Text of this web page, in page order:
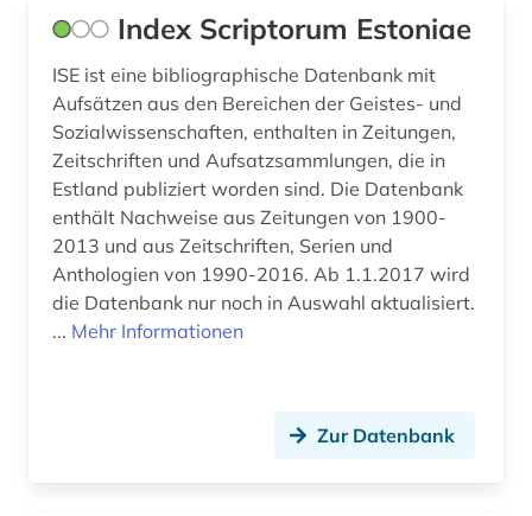
Index Scriptorum Estoniae
ISE ist eine bibliographische Datenbank mit
Aufsätzen aus den Bereichen der Geistes- und
Sozialwissenschaften, enthalten in Zeitungen,
Zeitschriften und Aufsatzsammlungen, die in
Estland publiziert worden sind. Die Datenbank
enthält Nachweise aus Zeitungen von 1900-
2013 und aus Zeitschriften, Serien und
Anthologien von 1990-2016. Ab 1.1.2017 wird
die Datenbank nur noch in Auswahl aktualisiert.
... Mehr Informationen
Zur Datenbank